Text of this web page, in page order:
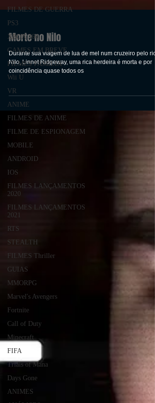
FILMES DE GUERRA
PS3
XBOX 360
GAMES EM BREVE
FILMES FAMÍLIA
Wii U
VR
ANIME
FILMES DE ANIME
FILME DE ESPIONAGEM
MOBILE
ANDROID
IOS
FILMES LANÇAMENTOS
2020
FILMES LANÇAMENTOS
2021
RTS
STEALTH
FILMES Thriller
GUIAS
MMORPG
Marvel's Avengers
Fortnite
Call of Duty
Minecraft
FIFA
Trials of Mana
Days Gone
ANIMES
Morte no Nilo
Durante sua viagem de lua de mel num cruzeiro pelo rio
coincidência quase todos os